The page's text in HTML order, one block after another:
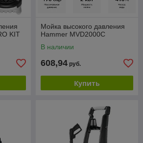
KIT
Мойка высокого давления
Hammer MVD2000C
В наличии
608,94 руб.
Купить